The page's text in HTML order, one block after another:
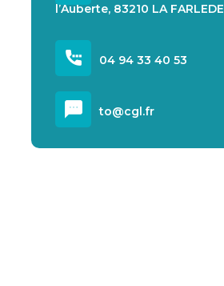
l’Auberte, 83210 LA FARLEDE
04 94 33 40 53
to@cgl.fr